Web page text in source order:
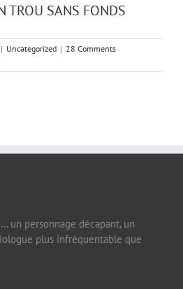
TROU SANS FONDS
| Uncategorized | 28 Comments
un personnage décapant, un
plus infréquentable que